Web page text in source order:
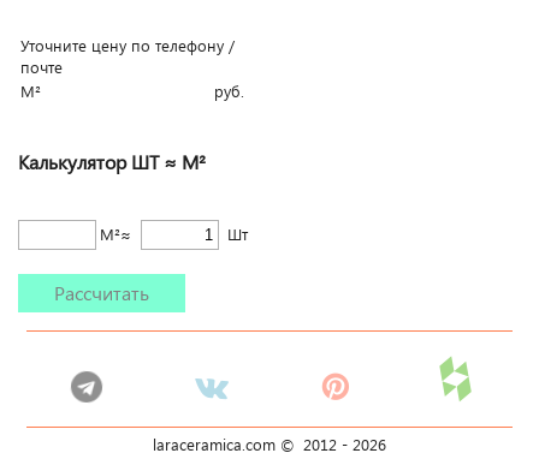
Уточните цену по телефону /
почте
М²
руб.
Калькулятор ШТ ≈ М²
М²≈ Шт
Рассчитать
laraceramica.com © 2012 - 2026